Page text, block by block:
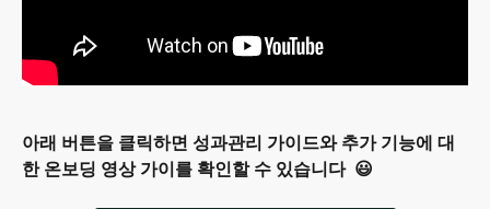
아래 버튼을 클릭하면 성과관리 가이드와 추가 기능에 대
한 온보딩 영상 가이를 확인할 수 있습니다  😃